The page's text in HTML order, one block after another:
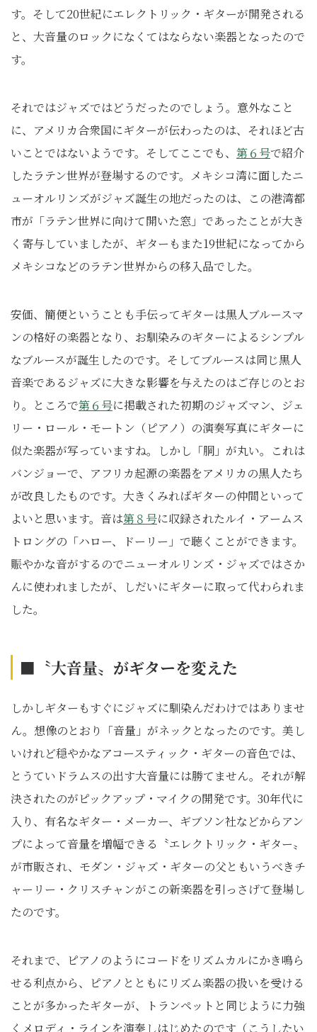
す。そして20世紀にエレクトリック・ギターが開発される
と、大音量のロックになくてはならない楽器となったので
す。
それではジャズではどうだったのでしょう。意外なこと
に、アメリカ合衆国にギターが伝わったのは、それほど古
いことではないようです。そしてここでも、 第６号で紹介
したラテン世界が登場するのです。メキシコ湾に面したニ
ューオルリンズがジャズ誕生の地だったのは、この港湾都
市が「ラテン世界に向けて開いた窓」であったことが大き
く寄与していましたが、ギターもまた19世紀になってから
メキシコなどのラテン世界からの移入品でした。
安価、簡便ということも手伝ってギターは黒人ブルースマ
ンの格好の楽器となり、お馴染みのギターによるシンプル
なブルースが誕生したのです。そしてブルースは同じ黒人
音楽であるジャズに大きな影響を与えたのはご存じのとお
り。ところで第６号に掲載された初期のジャズマン、ジェ
リー・ロール・モートン（ピアノ）の演奏写真にギターに
似た楽器が写っていますね。しかし「胴」が丸い。これは
バンジョーで、アフリカ起源の楽器をアメリカの黒人たち
が改良したものです。大きくみればギターの仲間といって
よいと思います。音は第８号に収録されたルイ・アームス
トロングの「ハロー、ドーリー」で聴くことができます。
賑やかな音がするのでニューオルリンズ・ジャズではさか
んに使われましたが、しだいにギターに取って代わられま
した。
■〝大音量〟がギターを変えた
しかしギターもすぐにジャズに馴染んだわけではありませ
ん。想像のとおり「音量」がネックとなったのです。美し
いけれど穏やかなアコースティック・ギターの音色では、
とうていドラムスの出す大音量には勝てません。それが解
決されたのがピックアップ・マイクの開発です。30年代に
入り、有名なギター・メーカー、ギブソン社などからアン
プによって音量を増幅できる〝エレクトリック・ギター〟
が市販され、モダン・ジャズ・ギターの父ともいうべきチ
ャーリー・クリスチャンがこの新楽器を引っさげて登場し
たのです。
それまで、ピアノのようにコードをリズムカルにかき鳴ら
せる利点から、ピアノとともにリズム楽器の扱いを受ける
ことが多かったギターが、トランペットと同じように力強
くメロディ・ラインを演奏しはじめたのです（こうしたい